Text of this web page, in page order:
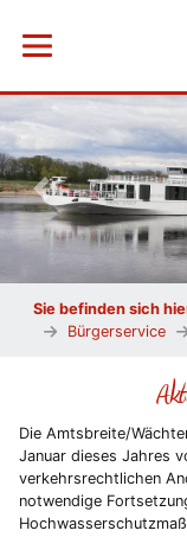
Menü öffnen
Vorheriges Bild
Sie befinden sich
Bürgerservice
Die Amtsbreite/
Januar dieses Jahres
verkehrsrechtlichen
notwendige